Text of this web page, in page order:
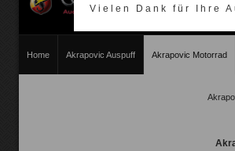
Home Akrapovic Auspuff Akrapovic Motorrad
Vielen Dank für Ihre